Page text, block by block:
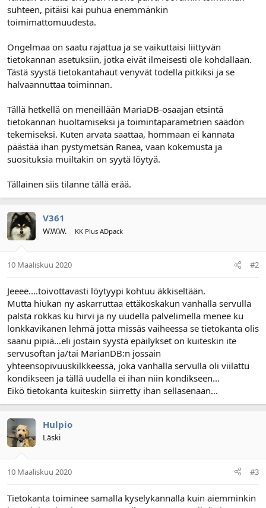
l
o
t
a
j
a
ä
ä
suhteen, pitäisi kai puhua enemmänkin
toimimattomuudesta.
Ongelmaa on saatu rajattua ja se vaikuttaisi liittyvän
tietokannan asetuksiin, jotka eivät ilmeisesti ole kohdallaan.
Tästä syystä tietokantahaut venyvät todella pitkiksi ja se
halvaannuttaa toiminnan.
Tällä hetkellä on meneillään MariaDB-osaajan etsintä
tietokannan huoltamiseksi ja toimintaparametrien säädön
tekemiseksi. Kuten arvata saattaa, hommaan ei kannata
päästää ihan pystymetsän Ranea, vaan kokemusta ja
suosituksia muiltakin on syytä löytyä.
Tällainen siis tilanne tällä erää.
V361
W.W.W. KK Plus ADpack
10 Maaliskuu 2020 #2
Jeeee....toivottavasti löytyypi kohtuu äkkiseltään.
Mutta hiukan ny askarruttaa ettäkoskakun vanhalla servulla
palsta rokkas ku hirvi ja ny uudella palvelimella menee ku
lonkkavikanen lehmä jotta missäs vaiheessa se tietokanta olis
saanu pipiä...eli jostain syystä epäilykset on kuiteskin ite
servusoftan ja/tai MarianDB:n jossain
yhteensopivuuskilkkeessä, joka vanhalla servulla oli viilattu
kondikseen ja tällä uudella ei ihan niin kondikseen...
Eikö tietokanta kuiteskin siirretty ihan sellasenaan...
Hulpio
Läski
10 Maaliskuu 2020 #3
Tietokanta toiminee samalla kyselykannalla kuin aiemminkin